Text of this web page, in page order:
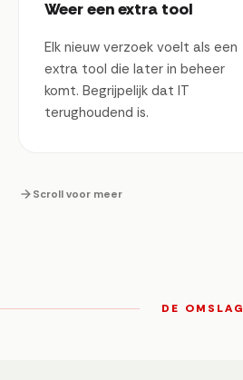
Weer een extra tool
Elk nieuw verzoek voelt als een
extra tool die later in beheer
komt. Begrijpelijk dat IT
terughoudend is.
Scroll voor meer
DE OMSLAG